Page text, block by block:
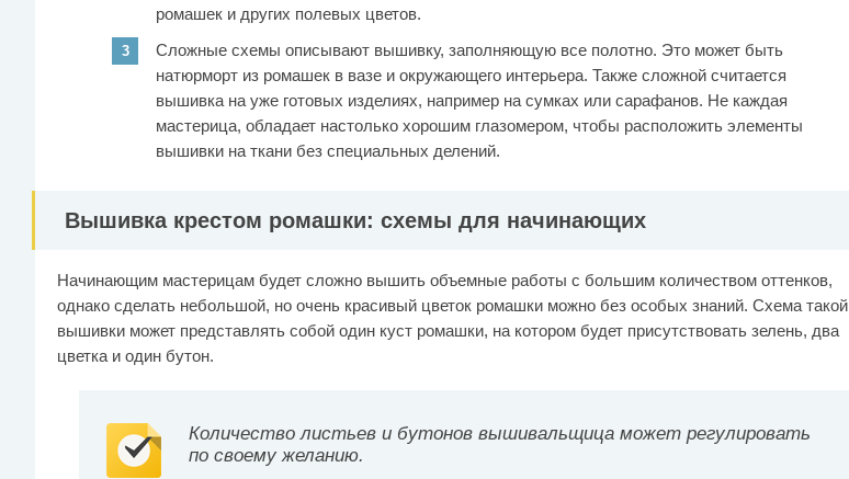
ромашек и других полевых цветов.
Сложные схемы описывают вышивку, заполняющую все полотно. Это может быть
натюрморт из ромашек в вазе и окружающего интерьера. Также сложной считается
вышивка на уже готовых изделиях, например на сумках или сарафанов. Не каждая
мастерица, обладает настолько хорошим глазомером, чтобы расположить элементы
вышивки на ткани без специальных делений.
Вышивка крестом ромашки: схемы для начинающих
Начинающим мастерицам будет сложно вышить объемные работы с большим количеством оттенков,
однако сделать небольшой, но очень красивый цветок ромашки можно без особых знаний. Схема такой
вышивки может представлять собой один куст ромашки, на котором будет присутствовать зелень, два
цветка и один бутон.
Количество листьев и бутонов вышивальщица может регулировать
по своему желанию.